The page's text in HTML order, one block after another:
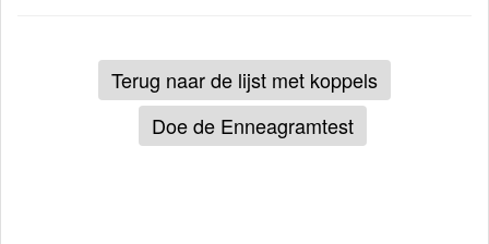
Terug naar de lijst met koppels
Doe de Enneagramtest